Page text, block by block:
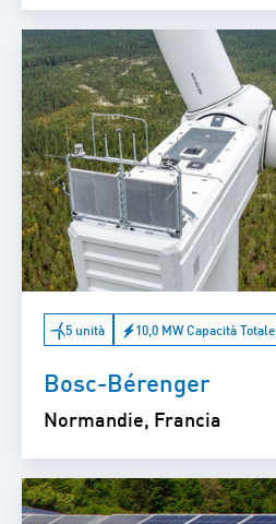
5 unità 10,0 MW Capacità Totale
Bosc-Bérenger
Normandie, Francia